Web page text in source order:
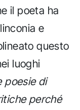
il poeta ha
e
questo
luoghi
poesie di
perché